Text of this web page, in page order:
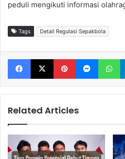
peduli mengikuti informasi
Tags Detail Regulasi Sepakbola
Facebook X Pinterest Messenger WhatsApp
Related Articles